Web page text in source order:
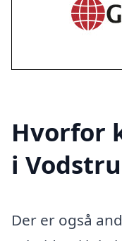
Hvorfor
i
Der er også